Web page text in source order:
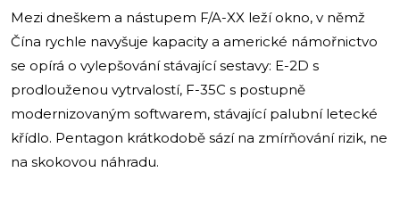
Mezi dneškem a nástupem F/A-XX leží okno, v němž
Čína rychle navyšuje kapacity a americké námořnictvo
se opírá o vylepšování stávající sestavy: E-2D s
prodlouženou vytrvalostí, F-35C s postupně
modernizovaným softwarem, stávající palubní letecké
křídlo. Pentagon krátkodobě sází na zmírňování rizik, ne
na skokovou náhradu.